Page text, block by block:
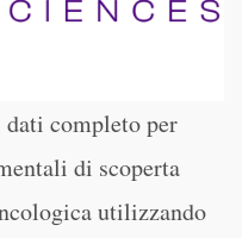
completo per
di scoperta
utilizzando